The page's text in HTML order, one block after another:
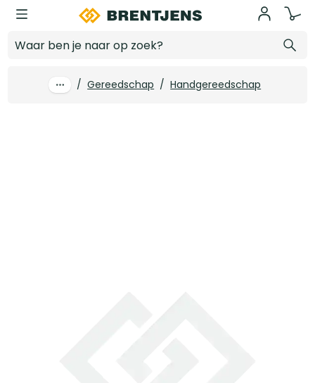
Ga naar hoofdinhoud
/ Gereedschap / Handgereedschap
Log in voor prijzen